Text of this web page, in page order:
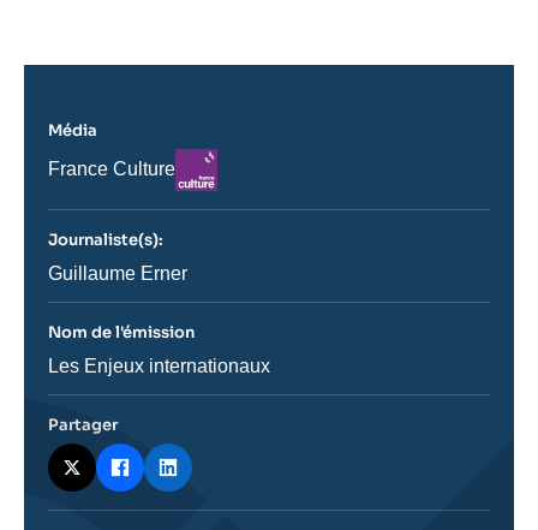
Média
Nom
journal,
ou
émission
France Culture
Logo
Journaliste(s):
Journaliste
Guillaume Erner
Nom de l'émission
Nom
Les Enjeux internationaux
Partager